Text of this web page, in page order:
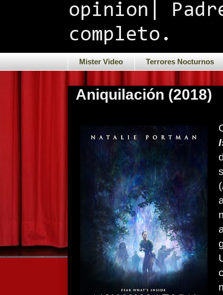
opinion|
completo.
Mister Video Terrores Nocturnos
Aniquilación (2018)
(